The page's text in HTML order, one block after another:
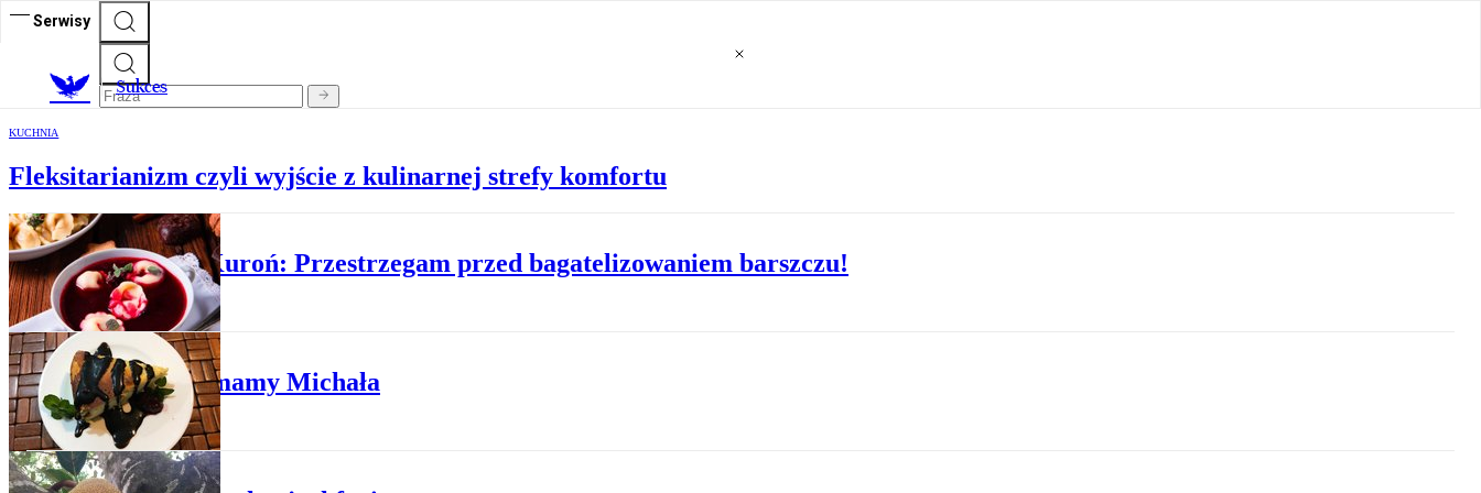
Serwisy
Sukces
KUCHNIA
Fleksitarianizm czyli wyjście z kulinarnej strefy komfortu
KUCHNIA
Jakub Kuroń: Przestrzegam przed bagatelizowaniem barszczu!
KUCHNIA
Sernik mamy Michała
KUCHNIA